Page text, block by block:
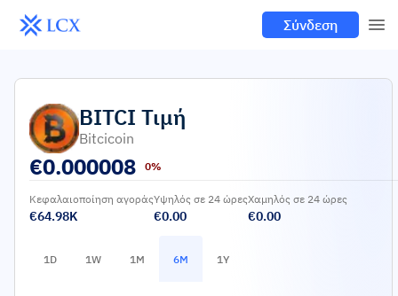
Σύνδεση
BITCI Τιμή
Bitcicoin
€0.000008 0%
Κεφαλαιοποίηση αγοράς
€64.98K
Υψηλός σε 24 ώρες
€0.00
Χαμηλός σε 24 ώρες
€0.00
1D 1W 1M 6M 1Y